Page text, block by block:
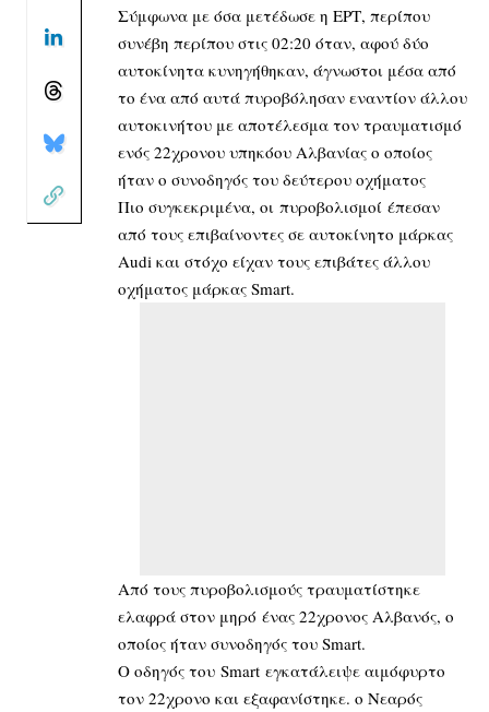
Σύμφωνα με όσα μετέδωσε η ΕΡΤ, περίπου
συνέβη περίπου στις 02:20 όταν, αφού δύο
αυτοκίνητα κυνηγήθηκαν, άγνωστοι μέσα από
το ένα από αυτά πυροβόλησαν εναντίον άλλου
αυτοκινήτου με αποτέλεσμα τον τραυματισμό
ενός 22χρονου υπηκόου Αλβανίας ο οποίος
ήταν ο συνοδηγός του δεύτερου οχήματος
Πιο συγκεκριμένα, οι πυροβολισμοί έπεσαν
από τους επιβαίνοντες σε αυτοκίνητο μάρκας
Audi και στόχο είχαν τους επιβάτες άλλου
οχήματος μάρκας Smart.
Από τους πυροβολισμούς τραυματίστηκε
ελαφρά στον μηρό ένας 22χρονος Αλβανός, ο
οποίος ήταν συνοδηγός του Smart.
Ο οδηγός του Smart εγκατάλειψε αιμόφυρτο
τον 22χρονο και εξαφανίστηκε. ο Νεαρός